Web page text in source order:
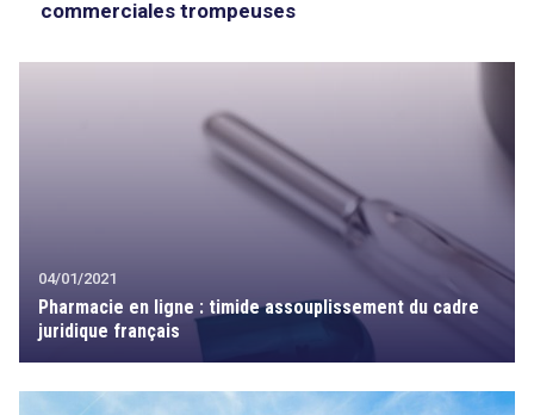
commerciales trompeuses
04/01/2021
Pharmacie en ligne : timide assouplissement du cadre
juridique français
search